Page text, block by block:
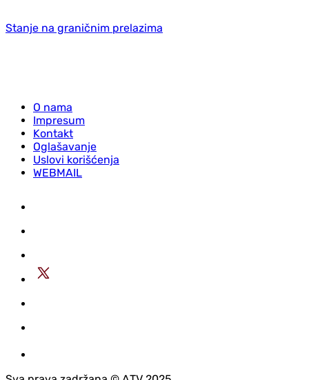
Stanje na graničnim prelazima
O nama
Impresum
Kontakt
Oglašavanje
Uslovi korišćenja
WEBMAIL